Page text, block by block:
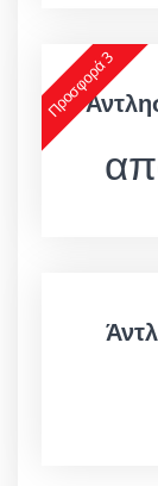
Προσφορά 3